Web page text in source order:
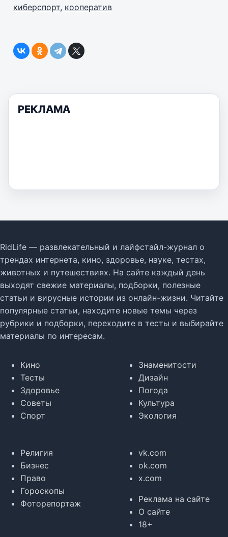
киберспорт, кооператив
РЕКЛАМА
RidLife — развлекательный и лайфстайл-журнал о
трендах интернета, кино, здоровье, науке, тестах,
животных и путешествиях. На сайте каждый день
выходят свежие материалы, подборки, полезные
статьи и вирусные истории из онлайн-жизни. Читайте
популярные статьи, находите новые темы через
рубрики и подборки, переходите в тесты и выбирайте
материалы по интересам.
Кино
Тесты
Здоровье
Советы
Спорт
Знаменитости
Дизайн
Погода
Культура
Экология
Религия
Бизнес
Право
Гороскопы
Фоторепортаж
vk.com
ok.com
x.com
Реклама на сайте
О сайте
18+